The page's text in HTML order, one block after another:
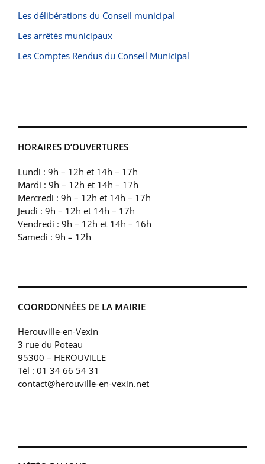
Les délibérations du Conseil municipal
Les arrêtés municipaux
Les Comptes Rendus du Conseil Municipal
HORAIRES D’OUVERTURES
Lundi : 9h – 12h et 14h – 17h
Mardi : 9h – 12h et 14h – 17h
Mercredi : 9h – 12h et 14h – 17h
Jeudi : 9h – 12h et 14h – 17h
Vendredi : 9h – 12h et 14h – 16h
Samedi : 9h – 12h
COORDONNÉES DE LA MAIRIE
Herouville-en-Vexin
3 rue du Poteau
95300 – HEROUVILLE
Tél : 01 34 66 54 31
contact@herouville-en-vexin.net